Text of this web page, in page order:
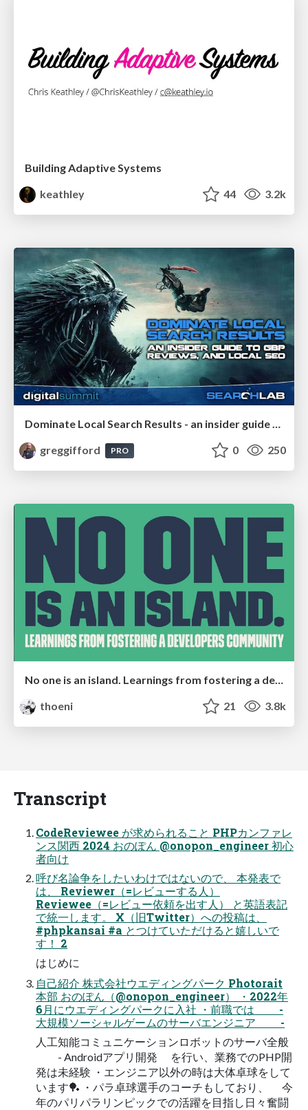
Building Adaptive Systems
keathley
44 3.2k
Dominate Local Search Results - an insider guide to GBP, reviews, and Local SEO
greggifford
PRO 0 250
No one is an island. Learnings from fostering a developers community.
thoeni
21 3.8k
Transcript
CodeReviewee が求められること PHPカンファレ
ンス関西 2024 おのぽん @onopon_engineer 初心
者向け
呼び名論争をしたいわけではないので、 本発表で
は、 Reviewer（=レビューする人）
Reviewee（=レビュー依頼を出す人） と英語表記
で統一します。 X（旧Twitter）への投稿は、
#phpkansai #a とつけていただけると嬉しいで
す！ 2
はじめに
自己紹介 株式会社ウエディングパーク Photorait
本部 おのぽん（@onopon_engineer） ・2022年
6月にウエディングパークに入社 ・前職では -
大規模ソーシャルゲームのサーバエンジニア -
人工知能コミュニケーションロボットのサーバ全般
- Androidアプリ開発 を行い、業務でのPHP開
発は未経験 ・エンジニア以外の時は大体卓球をして
います🏓 ・パラ卓球選手のコーチもしており、 今
年のパリパラリンピックでの活躍を目指し日々奮闘